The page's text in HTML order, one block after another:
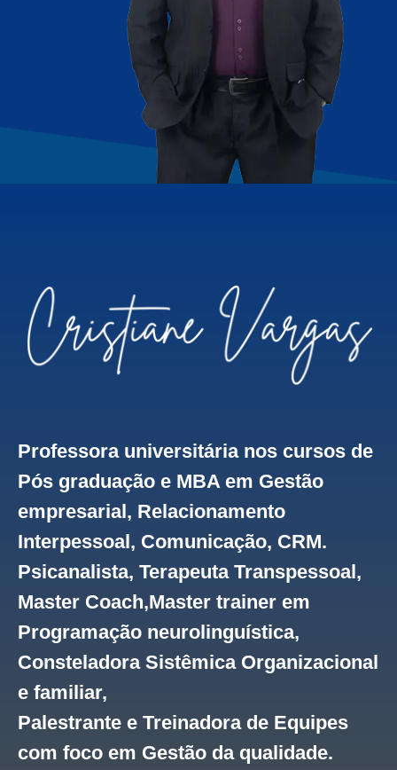
Professora universitária nos cursos de
Pós graduação e MBA em Gestão
empresarial, Relacionamento
Interpessoal, Comunicação, CRM.
Psicanalista, Terapeuta Transpessoal,
Master Coach,Master trainer em
Programação neurolinguística,
Consteladora Sistêmica Organizacional
e familiar,
Palestrante e Treinadora de Equipes
com foco em Gestão da qualidade.